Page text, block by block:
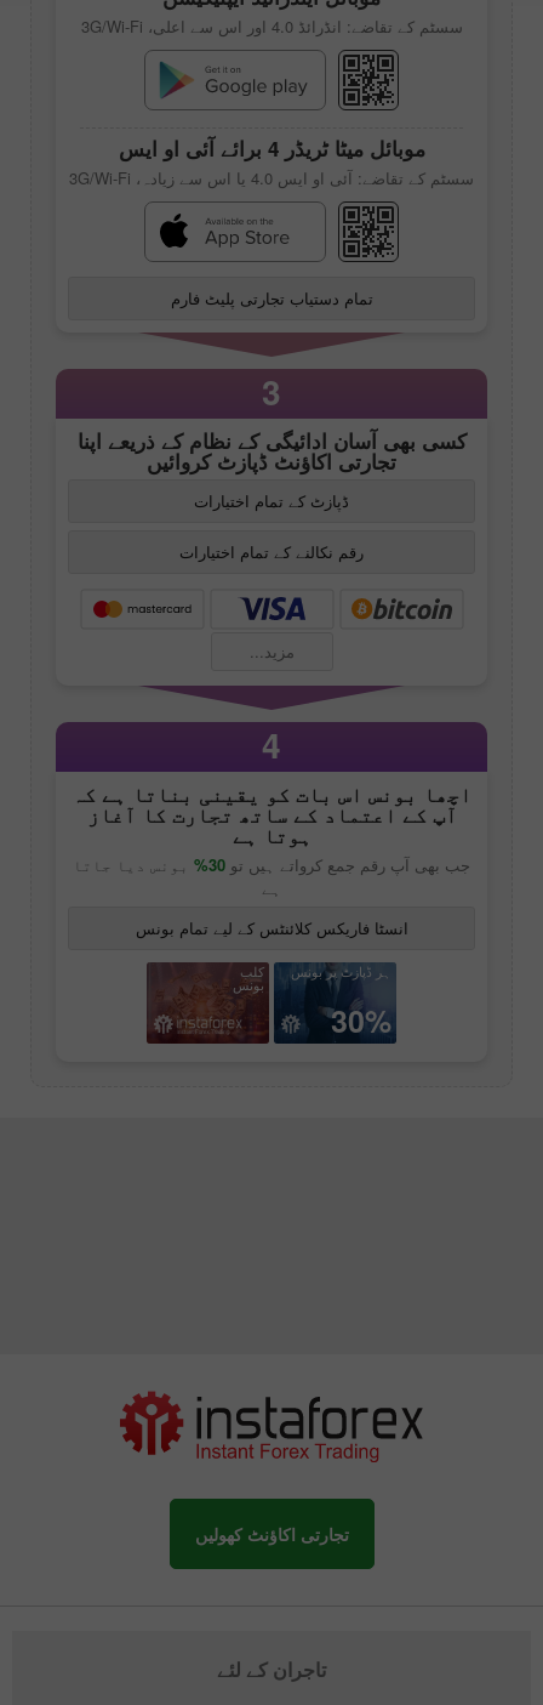
سسٹم کے تقاضے: انڈرائڈ 4.0 اور اس سے اعلی، 3G/Wi-Fi
موبائلمیٹا ٹریڈر 4 برائے آئی او ایس
سسٹم کے تقاضے: آئی او ایس 4.0 یا اس سے زیادہ، 3G/Wi-Fi
تمام دستیاب تجارتی پلیٹ فارم
3
کسی بھی آسان ادائیگی کے نظام کے ذریعے اپنا
تجارتی اکاؤنٹ ڈپازٹ کروائیں
ڈپازٹ کے تمام اختیارات
رقم نکالنے کے تمام اختیارات
مزید...
4
اچھا بونس اس بات کو یقینی بناتا ہے کہ
آپ کے اعتماد کے ساتھ تجارت کا آغاز
ہوتا ہے
جب بھی آپ رقم جمع کرواتے ہیں تو 30%
بونس دیا جاتا
ہے
انسٹا فاریکس کلائنٹس کے لیے تمام بونس
ہر ڈپازٹ پر بونس
30%
کلب
بونس
تجارتی اکاؤنٹ کھولیں
تاجران کے لئے